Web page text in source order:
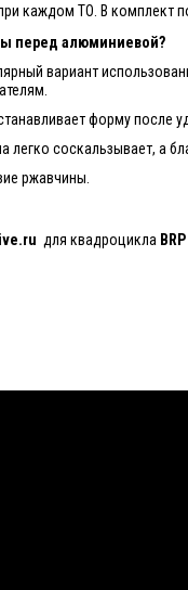
каждом ТО. В комплект
перед алюминиевой?
вариант
форму после
легко соскальзывает, а
ржавчины.
для квадроцикла